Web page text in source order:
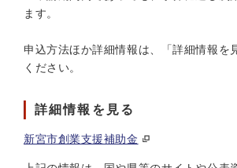
ます。
申込方法ほか詳細情報は、「詳細情報を
ください。
詳細情報を見る
新宮市創業支援補助金